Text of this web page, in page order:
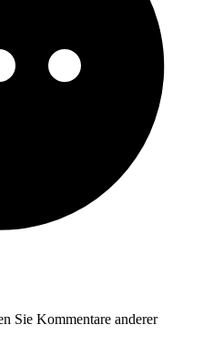
Sie Kommentare anderer